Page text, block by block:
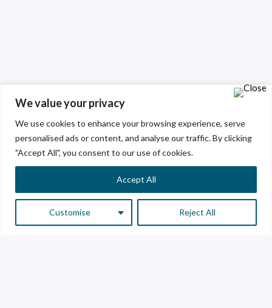
We value your privacy
We use cookies to enhance your browsing experience, serve
personalised ads or content, and analyse our traffic. By clicking
"Accept All", you consent to our use of cookies.
Customise Reject All
Accept All